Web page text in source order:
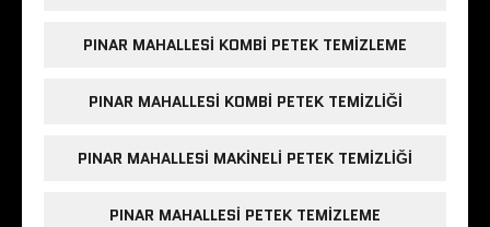
PINAR MAHALLESI KOMBI PETEK TEMIZLEME
PINAR MAHALLESI KOMBI PETEK TEMIZLIĞI
PINAR MAHALLESI MAKINELI PETEK TEMIZLIĞI
PINAR MAHALLESI PETEK TEMIZLEME